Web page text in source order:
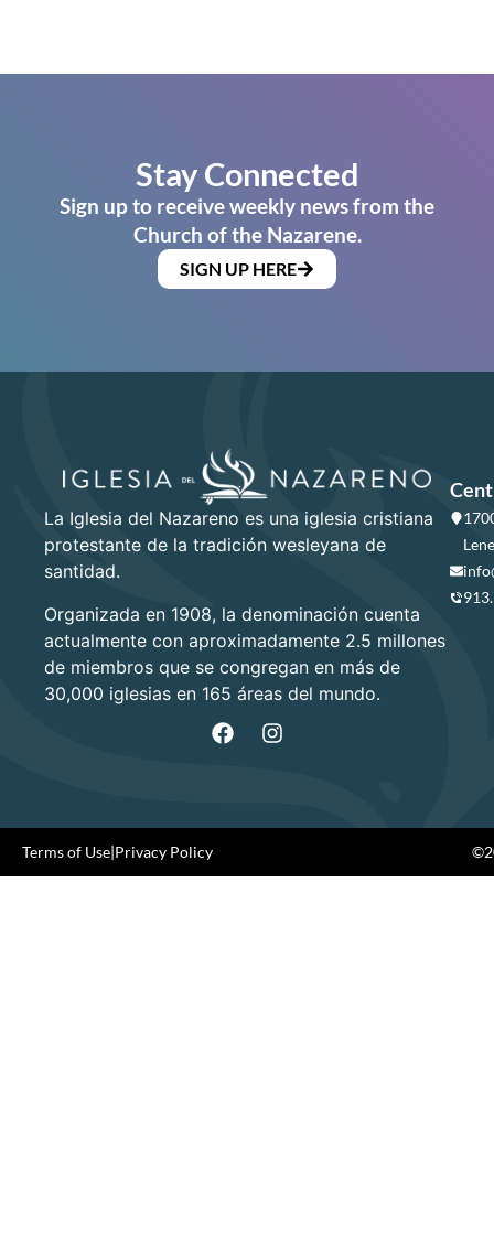
Stay Connected
Sign up to receive weekly news from the
Church of the Nazarene.
SIGN UP HERE
La Iglesia del Nazareno es una iglesia cristiana
protestante de la tradición wesleyana de
santidad.
Organizada en 1908, la denominación cuenta
actualmente con aproximadamente 2.5 millones
de miembros que se congregan en más de
30,000 iglesias en 165 áreas del mundo.
Terms of Use|Privacy Policy